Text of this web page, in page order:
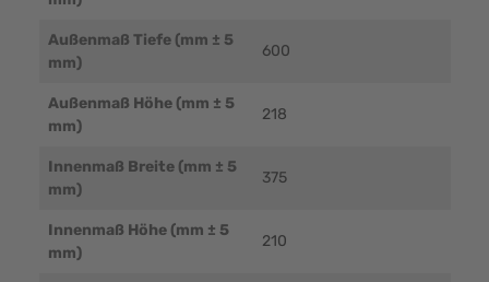
Außenmaß Tiefe (mm ± 5
mm)
600
Außenmaß Höhe (mm ± 5
mm)
218
Innenmaß Breite (mm ± 5
mm)
375
Innenmaß Höhe (mm ± 5
mm)
210